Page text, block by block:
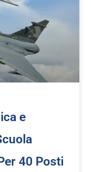
e
40 Posti